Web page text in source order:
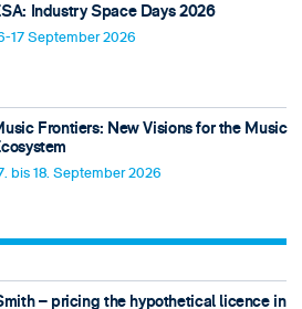
Industry Space Days 2026
17 September 2026
Frontiers: New Visions for the Music
bis 18. September 2026
– pricing the hypothetical licence in